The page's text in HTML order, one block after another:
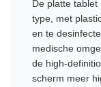
De platte
type, met
en te
medische
de high-
scherm meer